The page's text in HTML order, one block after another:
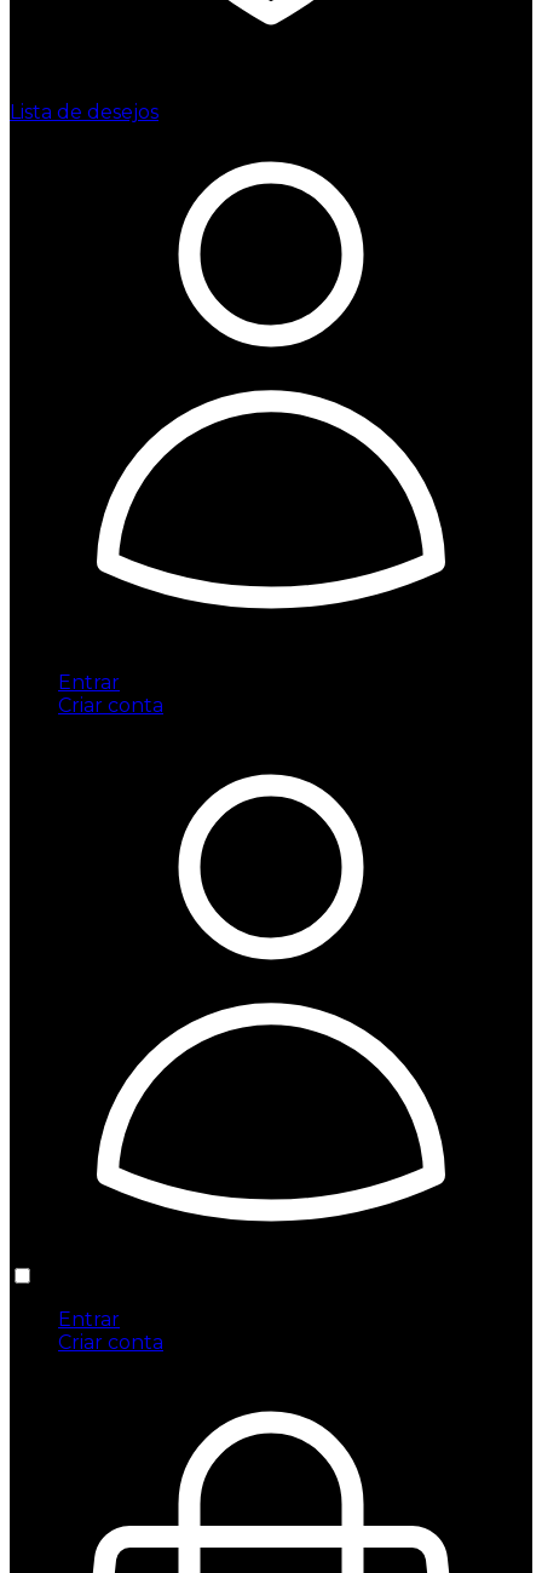
Lista de desejos
Entrar
Criar conta
Entrar
Criar conta